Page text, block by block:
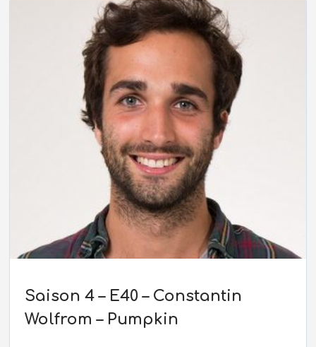
Saison 4 – E40 – Constantin
Wolfrom – Pumpkin